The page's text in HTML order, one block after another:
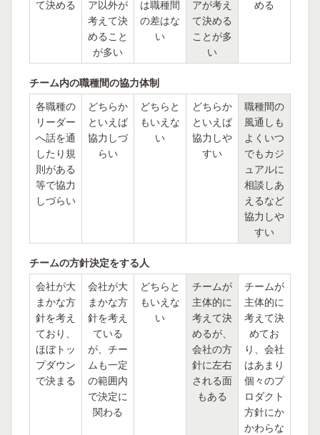
て決める
ア以外が
考えて決
めること
が多い
は職種間
の差はな
い
アが考え
て決める
ことが多
い
める
チーム内の職種間の協力体制
各職種の
リーダー
へ話を通
したり規
則がある
等で協力
しづらい
どちらか
といえば
協力しづ
らい
どちらと
もいえな
い
どちらか
といえば
協力しや
すい
職種間の
風通しも
よくいつ
でもカジ
ュアルに
相談しあ
えるなど
協力しや
すい
チームの方針決定をする人
会社が大
まかな方
針を考え
ており、
ほぼトッ
プダウン
で決まる
会社が大
まかな方
針を考え
ている
が、チー
ムも一定
の範囲内
で決定に
関わる
どちらと
もいえな
い
チームが
主体的に
考えて決
めるが、
会社の方
針に左右
される面
もある
チームが
主体的に
考えて決
めてお
り、会社
はあまり
個々のプ
ロダクト
方針にか
かわらな